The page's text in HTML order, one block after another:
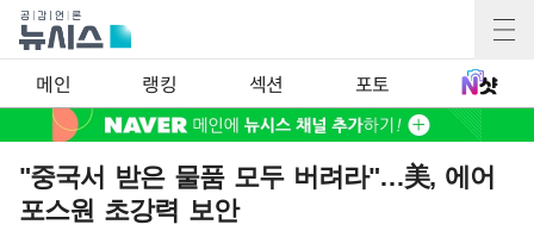
메인 랭킹 섹션 포토
"중국서 받은 물품 모두 버려라"…美, 에어
포스원 초강력 보안